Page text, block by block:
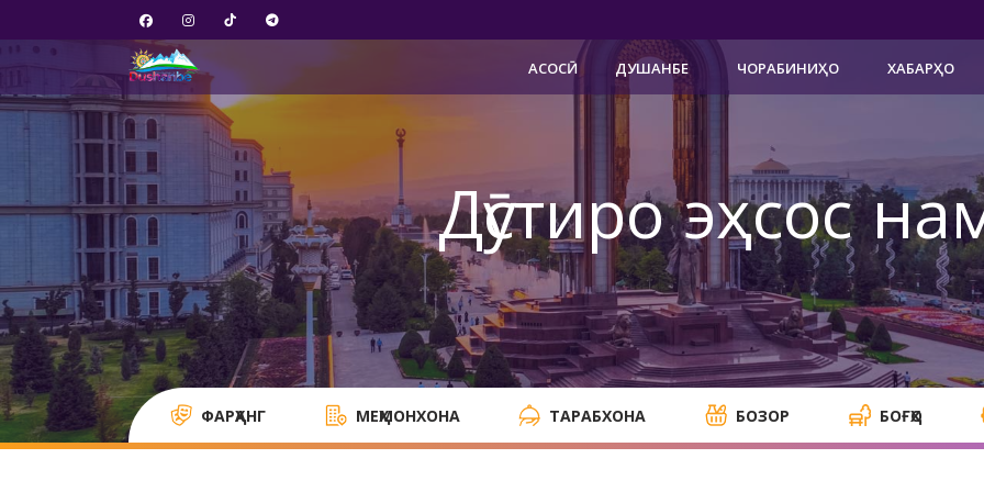
АСОСӢ ДУШАНБЕ ЧОРАБИНИҲО ХАБАРҲО
Дӯстиро эҳсос
ФАРҲАНГ МЕҲМОНХОНА ТАРАБХОНА БОЗОР БОҒҲО